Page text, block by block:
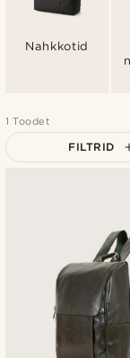
Nahkkotid
1 Toodet
FILTRID